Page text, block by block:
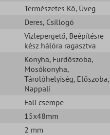
Természetes Kő, Üveg
Deres, Csillogó
Vízlepergető, Beépítésre
kész hálóra ragasztva
Konyha, Fürdőszoba,
Mosókonyha,
Tárolóhelyiség, Előszoba,
Nappali
Fali csempe
15x48mm
2 mm